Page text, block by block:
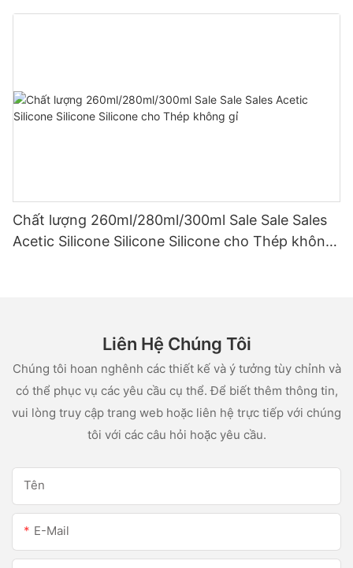
Chất lượng 260ml/280ml/300ml Sale Sale Sales
Acetic Silicone Silicone Silicone cho Thép không
Liên Hệ Chúng Tôi
Chúng tôi hoan nghênh các thiết kế và ý tưởng tùy chỉnh và
có thể phục vụ các yêu cầu cụ thể. Để biết thêm thông tin,
vui lòng truy cập trang web hoặc liên hệ trực tiếp với chúng
tôi với các câu hỏi hoặc yêu cầu.
Tên
E-Mail